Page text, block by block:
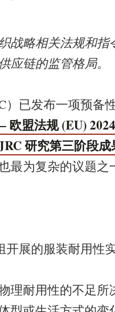
战略相关法规和
应链的监管格局。
）已发布一项预备
欧盟法规 (EU)
研究第三阶段成
最为复杂的议题之
开展的服装耐用性
理耐用性的不足